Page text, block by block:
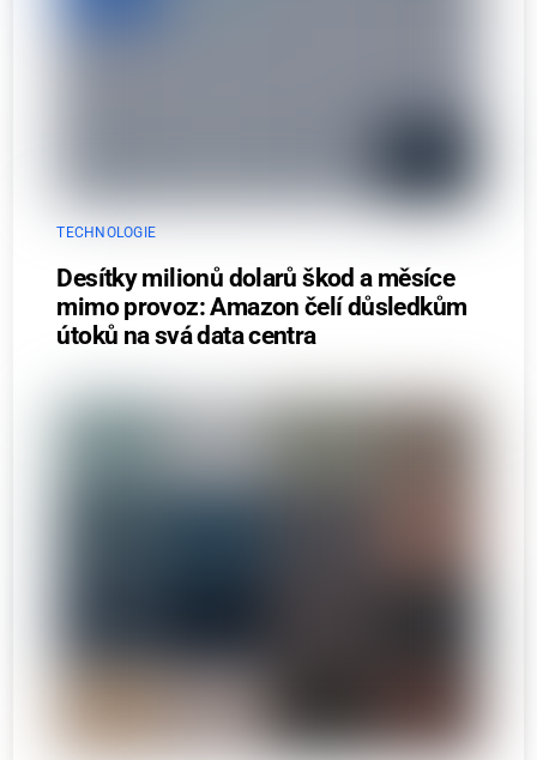
TECHNOLOGIE
Desítky milionů dolarů škod a měsíce
mimo provoz: Amazon čelí důsledkům
útoků na svá data centra